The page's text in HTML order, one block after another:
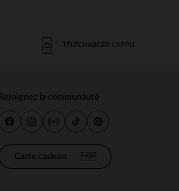
TÉLÉCHARGER L'APPLI
Rejoignez la communauté
Carte cadeau